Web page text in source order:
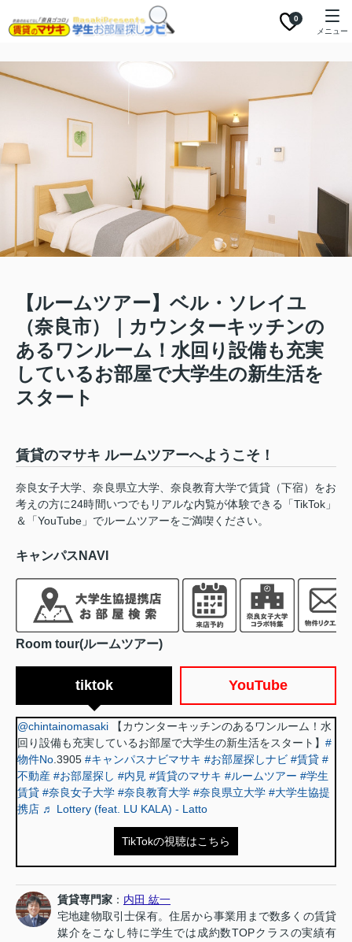
0
メニュー
【ルームツアー】ベル・ソレイユ
（奈良市）｜カウンターキッチンの
あるワンルーム！水回り設備も充実
しているお部屋で大学生の新生活を
スタート
賃貸のマサキ ルームツアーへようこそ！
奈良女子大学、奈良県立大学、奈良教育大学で賃貸（下宿）をお
考えの方に24時間いつでもリアルな内覧が体験できる「TikTok」
＆「YouTube」でルームツアーをご満喫ください。
キャンパスNAVI
Room tour(ルームツアー)
tiktok YouTube
@chintainomasaki 【カウンターキッチンのあるワンルーム！水
回り設備も充実しているお部屋で大学生の新生活をスタート】 #
物件No .3905 #キャンパスナビマサキ #お部屋探しナビ #賃貸 #
不動産 #お部屋探し #内見 #賃貸のマサキ #ルームツアー #学生
賃貸 #奈良女子大学 #奈良教育大学 #奈良県立大学 #大学生協提
携店 ♬ Lottery (feat. LU KALA) - Latto
TikTokの視聴はこちら
賃貸専門家 ： 内田 紘一
宅地建物取引士保有。住居から事業用まで数多くの賃貸
媒介をこなし特に学生では成約数TOPクラスの実績有